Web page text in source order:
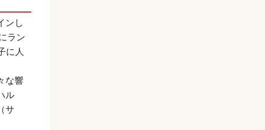
ンし
ラン
に人
な響
ル
サ